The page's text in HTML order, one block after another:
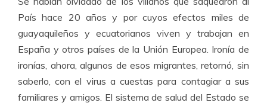
País hace 20 años y por cuyos efectos miles de
guayaquileños y ecuatorianos viven y trabajan en
España y otros países de la Unión Europea. Ironía de
ironías, ahora, algunos de esos migrantes, retornó, sin
saberlo, con el virus a cuestas para contagiar a sus
familiares y amigos. El sistema de salud del Estado se